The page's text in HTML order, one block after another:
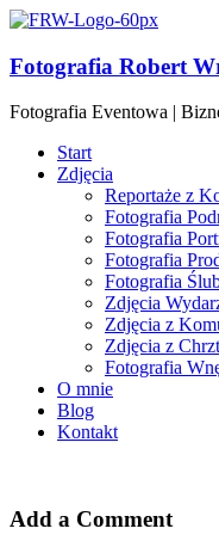
Fotografia Robert
Fotografia Eventowa |
Start
Zdjęcia
Reportaże z
Fotografia
Fotografia
Fotografia
Fotografia
Zdjęcia
Zdjęcia z
Zdjęcia z
Fotografia
O mnie
Blog
Kontakt
Add a Comment